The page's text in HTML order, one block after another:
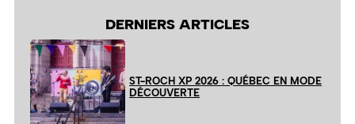
DERNIERS ARTICLES
ST-ROCH XP 2026 : QUÉBEC EN MODE
DÉCOUVERTE